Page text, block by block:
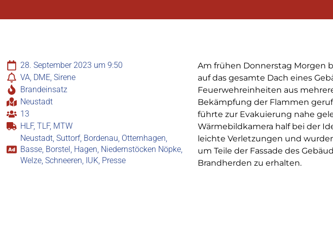
28. September 2023 um 9:50
VA, DME, Sirene
Brandeinsatz
Neustadt
13
HLF, TLF, MTW
Neustadt, Suttorf, Bordenau, Otternhagen,
Basse, Borstel, Hagen, Niedernstöcken Nöpke,
Welze, Schneeren, IUK, Presse
Am frühen Donnerstag Morgen
auf das gesamte Dach eines
Feuerwehreinheiten aus
Bekämpfung der Flammen
führte zur Evakuierung nahe
Wärmebildkamera half bei der
leichte Verletzungen und
um Teile der Fassade des
Brandherden zu erhalten.